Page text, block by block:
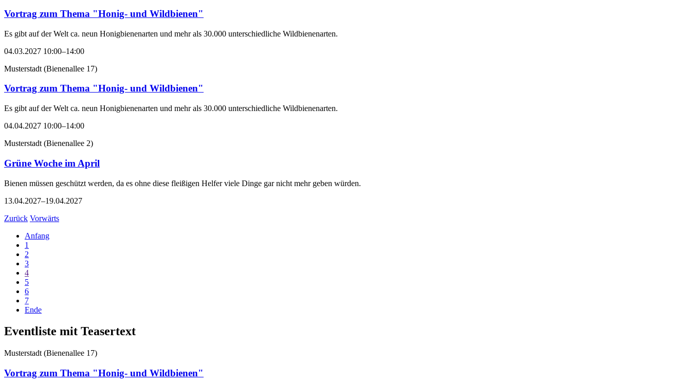
Vortrag zum Thema "Honig- und Wildbienen"
Es gibt auf der Welt ca. neun Honigbienenarten und mehr als 30.000 unterschiedliche Wildbienenarten.
04.03.2027 10:00–14:00
Musterstadt (Bienenallee 17)
Vortrag zum Thema "Honig- und Wildbienen"
Es gibt auf der Welt ca. neun Honigbienenarten und mehr als 30.000 unterschiedliche Wildbienenarten.
04.04.2027 10:00–14:00
Musterstadt (Bienenallee 2)
Grüne Woche im April
Bienen müssen geschützt werden, da es ohne diese fleißigen Helfer viele Dinge gar nicht mehr geben würden.
13.04.2027–19.04.2027
Zurück Vorwärts
Anfang
1
2
3
4
5
6
7
Ende
Eventliste mit Teasertext
Musterstadt (Bienenallee 17)
Vortrag zum Thema "Honig- und Wildbienen"